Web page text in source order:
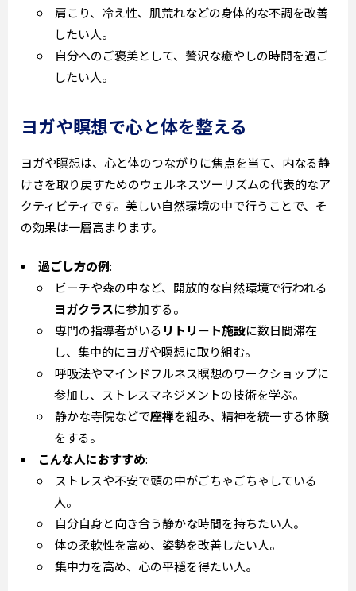
肩こり、冷え性、肌荒れなどの身体的な不調を改善
したい人。
自分へのご褒美として、贅沢な癒やしの時間を過ご
したい人。
ヨガや瞑想で心と体を整える
ヨガや瞑想は、心と体のつながりに焦点を当て、内なる静
けさを取り戻すためのウェルネスツーリズムの代表的なア
クティビティです。美しい自然環境の中で行うことで、そ
の効果は一層高まります。
過ごし方の例:
ビーチや森の中など、開放的な自然環境で行われる
ヨガクラスに参加する。
専門の指導者がいる リトリート施設に数日間滞在
し、集中的にヨガや瞑想に取り組む。
呼吸法やマインドフルネス瞑想のワークショップに
参加し、ストレスマネジメントの技術を学ぶ。
静かな寺院などで座禅を組み、精神を統一する体験
をする。
こんな人におすすめ:
ストレスや不安で頭の中がごちゃごちゃしている
人。
自分自身と向き合う静かな時間を持ちたい人。
体の柔軟性を高め、姿勢を改善したい人。
集中力を高め、心の平穏を得たい人。